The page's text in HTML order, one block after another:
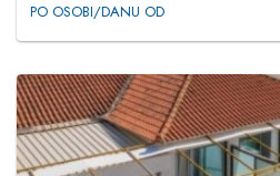
PO OSOBI/DANU OD